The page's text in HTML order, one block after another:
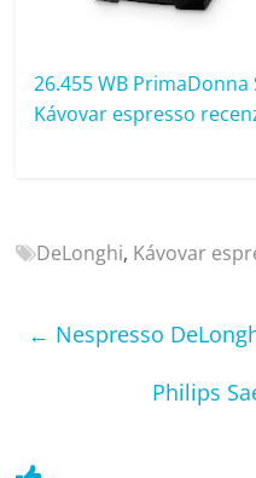
Elektro
OK,
notebooky,
mobilní
kávovary,
26.455 WB PrimaDonna
Kávovar espresso
DeLonghi, Kávovar
← Nespresso
Philips